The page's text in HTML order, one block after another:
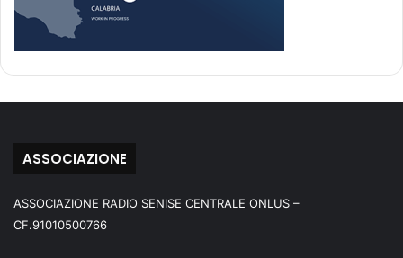
ASSOCIAZIONE
ASSOCIAZIONE RADIO SENISE CENTRALE ONLUS –
CF.91010500766